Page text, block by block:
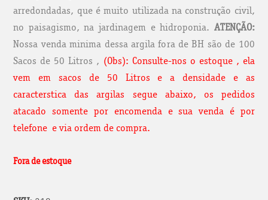
era:
R$ 69,90.
é:
R$ 59,90.
arredondadas, que é muito utilizada na construção civil,
no paisagismo, na jardinagem e hidroponia. ATENÇÃO:
Nossa venda minima dessa argila fora de BH são de 100
Sacos de 50 Litros , (Obs): Consulte-nos o estoque , ela
vem em sacos de 50 Litros e a densidade e as
caracterstica das argilas segue abaixo, os pedidos
atacado somente por encomenda e sua venda é por
telefone e via ordem de compra.
Fora de estoque